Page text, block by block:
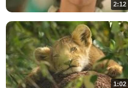
2:12
1:02